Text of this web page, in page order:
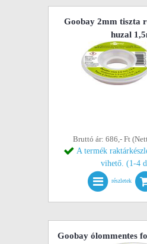
Goobay 2mm tiszta
huzal
Bruttó ár: 686,- Ft
A termék
vihető. (1-4
részletek
Goobay ólommentes